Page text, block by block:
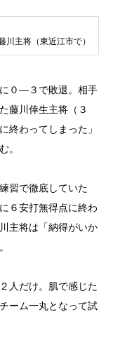
主将（東近江市で）
０―３で敗退。相手
藤川倖生主将（３
終わってしまった」
。
習で徹底していた
６安打無得点に終わ
主将は「納得がいか
人だけ。肌で感じた
ーム一丸となって試